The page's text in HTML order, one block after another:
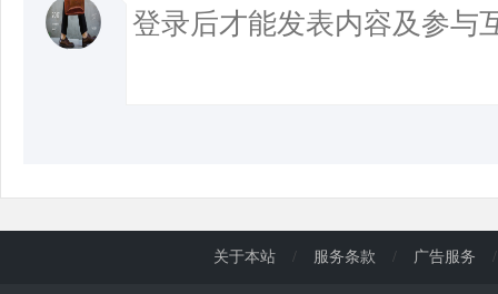
关于本站 / 服务条款 / 广告服务 /